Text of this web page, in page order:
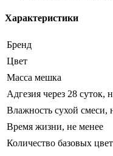
Характеристики
Бренд
Цвет
Масса мешка
Адгезия через 28 суток,
Влажность сухой смеси,
Время жизни, не менее
Количество базовых